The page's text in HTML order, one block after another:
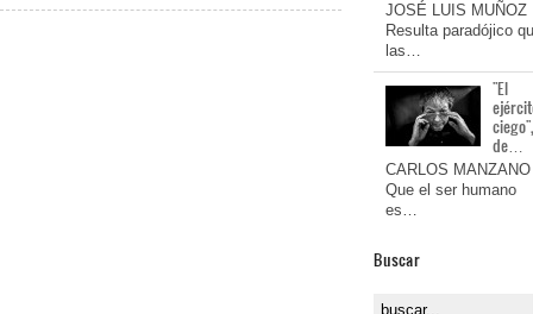
JOSÉ LUIS MUÑOZ
Resulta paradójico
las…
"El
de…
CARLOS MANZANO
Que el ser humano
es…
Buscar